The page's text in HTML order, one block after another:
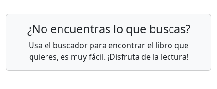
¿No encuentras lo que buscas?
Usa el buscador para encontrar el libro que
quieres, es muy fácil. ¡Disfruta de la lectura!